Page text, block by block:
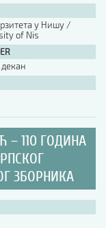
у Нишу /
of Nis
– 110 ГОДИНА
ЗБОРНИКА